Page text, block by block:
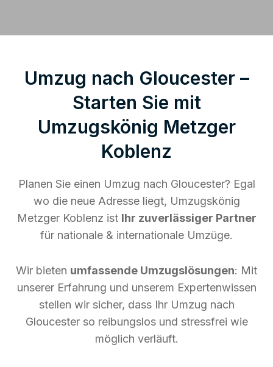
Umzug nach Gloucester –
Starten Sie mit
Umzugskönig Metzger
Koblenz
Planen Sie einen Umzug nach Gloucester? Egal
wo die neue Adresse liegt, Umzugskönig
Metzger Koblenz ist Ihr zuverlässiger Partner
für nationale & internationale Umzüge.
Wir bieten umfassende Umzugslösungen: Mit
unserer Erfahrung und unserem Expertenwissen
stellen wir sicher, dass Ihr Umzug nach
Gloucester so reibungslos und stressfrei wie
möglich verläuft.